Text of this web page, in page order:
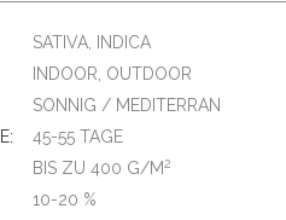
SATIVA, INDICA
INDOOR, OUTDOOR
SONNIG / MEDITERRAN
45-55 TAGE
BIS ZU 400 G/M2
10-20 %